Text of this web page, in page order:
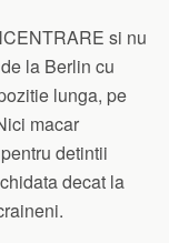
si nu
la Berlin cu
lunga, pe
macar
detintii
decat la